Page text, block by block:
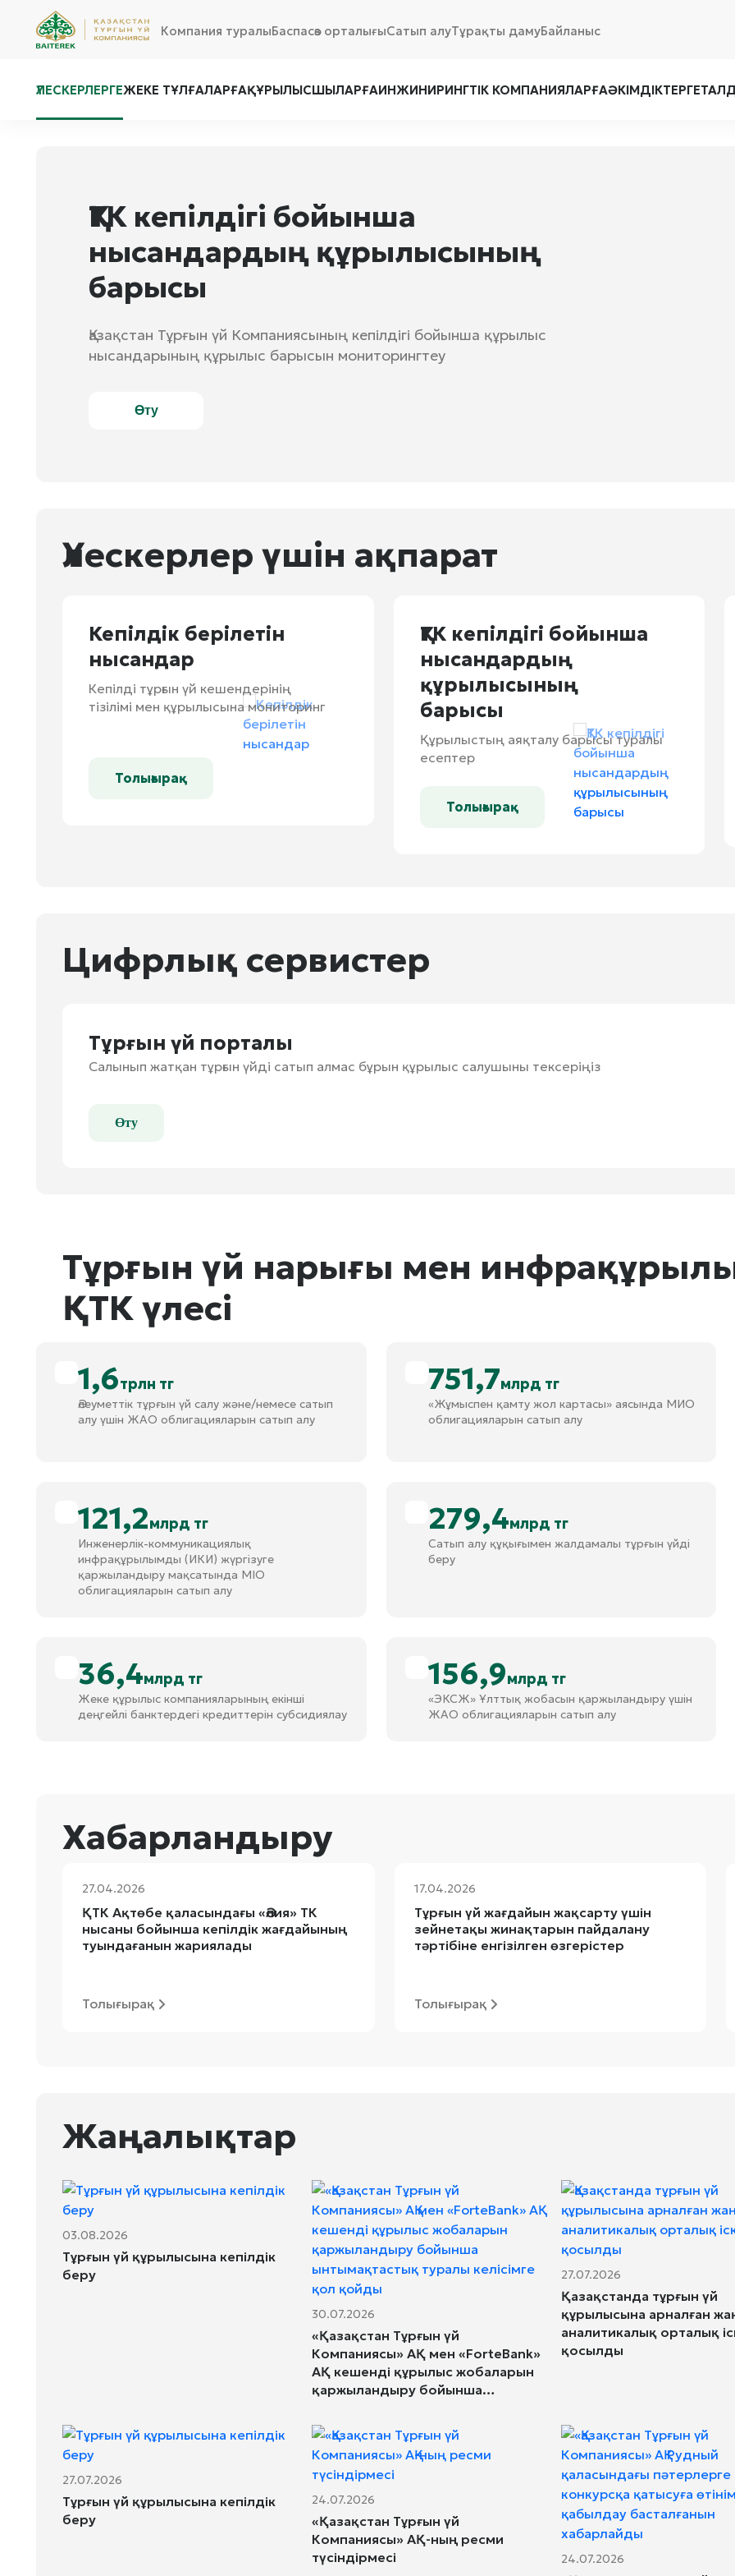
Компания туралыБаспасөз орталығыСатып алуТұрақты дамуБайланыс
ҮЛЕСКЕРЛЕРГЕЖЕКЕ ТҰЛҒАЛАРҒАҚҰРЫЛЫСШЫЛАРҒАИНЖИНИРИНГТІК КОМПАНИЯЛАРҒАӘКІМДІКТЕРГЕ
ҚТК кепілдігі бойынша
нысандардың құрылысының
барысы
Қазақстан Тұрғын үй Компаниясының кепілдігі бойынша құрылыс
нысандарының құрылыс барысын мониторингтеу
Өту
Үлескерлер үшін ақпарат
Кепілдік берілетін
нысандар
Кепілді тұрғын үй кешендерінің
тізілімі мен құрылысына мониторинг
Толығырақ
ҚТК кепілдігі бойынша
нысандардың
құрылысының
барысы
Құрылыстың аяқталу барысы туралы
есептер
Толығырақ
Цифрлық сервистер
Тұрғын үй порталы
Салынып жатқан тұрғын үйді сатып алмас бұрын құрылыс салушыны тексеріңіз
Өту
Тұрғын үй нарығы мен
ҚТК үлесі
1,6трлн тг
Әлеуметтік тұрғын үй салу және/немесе сатып
алу үшін ЖАО облигацияларын сатып алу
751,7млрд тг
«Жұмыспен қамту жол картасы» аясында МИО
облигацияларын сатып алу
121,2млрд тг
Инженерлік-коммуникациялық
инфрақұрылымды (ИКИ) жүргізуге
қаржыландыру мақсатында МIO
облигацияларын сатып алу
279,4млрд тг
Сатып алу құқығымен жалдамалы тұрғын үйді
беру
36,4млрд тг
Жеке құрылыс компанияларының екінші
деңгейлі банктердегі кредиттерін субсидиялау
156,9млрд тг
«ЭКСЖ» Ұлттық жобасын қаржыландыру үшін
ЖАО облигацияларын сатып алу
Хабарландыру
27.04.2026
ҚТК Ақтөбе қаласындағы «Әлия» ТК
нысаны бойынша кепілдік жағдайының
туындағанын жариялады
Толығырақ
17.04.2026
Тұрғын үй жағдайын жақсарту үшін
зейнетақы жинақтарын пайдалану
тәртібіне енгізілген өзгерістер
Толығырақ
Жаңалықтар
03.08.2026
Тұрғын үй құрылысына кепілдік
беру
30.07.2026
«Қазақстан Тұрғын үй
Компаниясы» АҚ мен «ForteBank»
АҚ кешенді құрылыс жобаларын
қаржыландыру бойынша
қол қойды
27.07.2026
Қазақстанда тұрғын үй
құрылысына арналған
аналитикалық орталық
қосылды
27.07.2026
Тұрғын үй құрылысына кепілдік
беру
24.07.2026
«Қазақстан Тұрғын үй
Компаниясы» АҚ-ның ресми
түсіндірмесі
24.07.2026